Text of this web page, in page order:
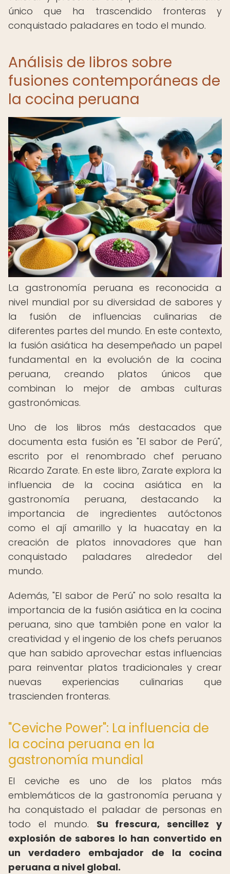
único que ha trascendido fronteras y
conquistado paladares en todo el mundo.
Análisis de libros sobre
fusiones contemporáneas de
la cocina peruana
La gastronomía peruana es reconocida a
nivel mundial por su diversidad de sabores y
la fusión de influencias culinarias de
diferentes partes del mundo. En este contexto,
la fusión asiática ha desempeñado un papel
fundamental en la evolución de la cocina
peruana, creando platos únicos que
combinan lo mejor de ambas culturas
gastronómicas.
Uno de los libros más destacados que
documenta esta fusión es "El sabor de Perú",
escrito por el renombrado chef peruano
Ricardo Zarate. En este libro, Zarate explora la
influencia de la cocina asiática en la
gastronomía peruana, destacando la
importancia de ingredientes autóctonos
como el ají amarillo y la huacatay en la
creación de platos innovadores que han
conquistado paladares alrededor del
mundo.
Además, "El sabor de Perú" no solo resalta la
importancia de la fusión asiática en la cocina
peruana, sino que también pone en valor la
creatividad y el ingenio de los chefs peruanos
que han sabido aprovechar estas influencias
para reinventar platos tradicionales y crear
nuevas experiencias culinarias que
trascienden fronteras.
"Ceviche Power": La influencia de
la cocina peruana en la
gastronomía mundial
El ceviche es uno de los platos más
emblemáticos de la gastronomía peruana y
ha conquistado el paladar de personas en
todo el mundo. Su frescura, sencillez y
explosión de sabores lo han convertido en
un verdadero embajador de la cocina
peruana a nivel global.